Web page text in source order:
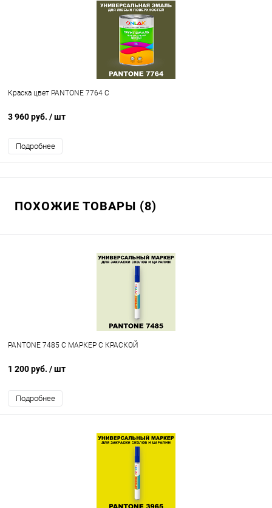
Краска цвет PANTONE 7764 C
3 960 руб. / шт
Подробнее
ПОХОЖИЕ ТОВАРЫ (8)
PANTONE 7485 C МАРКЕР С КРАСКОЙ
1 200 руб. / шт
Подробнее